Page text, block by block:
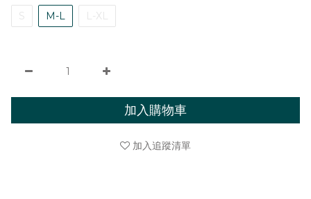
S M-L L-XL
加入購物車
加入追蹤清單